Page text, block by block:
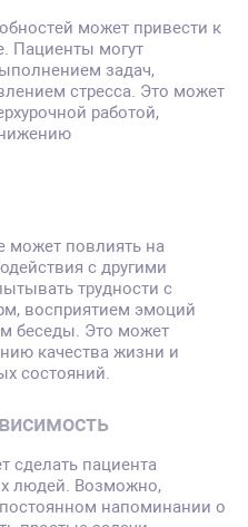
может привести к
Пациенты могут
задач,
стресса. Это может
работой,
может повлиять на
с другими
трудности с
восприятием эмоций
беседы. Это может
качества жизни и
состояний.
сделать пациента
людей. Возможно,
напоминании о